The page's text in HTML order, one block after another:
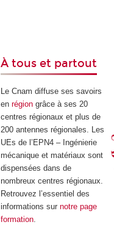
À tous et partout
Le Cnam diffuse ses savoirs
enrégion grâce à ses 20
centres régionaux et plus de
200 antennes régionales. Les
UEs de l’EPN4 – Ingénierie
mécanique et matériaux sont
dispensées dans de
nombreux centres régionaux.
Retrouvez l’essentiel des
informations surnotre page
formation.